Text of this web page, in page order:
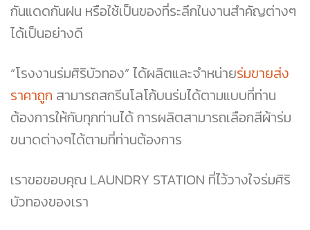
กันแดดกันฝน หรือใช้เป็นของที่ระลึกในงานสำคัญต่างๆ
ได้เป็นอย่างดี
“โรงงานร่มศิริบัวทอง” ได้ผลิตและจำหน่ายร่มขายส่ง
ราคาถูก สามารถสกรีนโลโก้บนร่มได้ตามแบบที่ท่าน
ต้องการให้กับทุกท่านได้ การผลิตสามารถเลือกสีผ้าร่ม
ขนาดต่างๆได้ตามที่ท่านต้องการ
เราขอขอบคุณ LAUNDRY STATION ที่ไว้วางใจร่มศิริ
บัวทองของเรา